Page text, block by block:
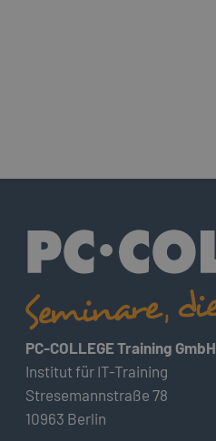
PC-COLLEGE Training GmbH
Institut für IT-Training
Stresemannstraße 78
10963 Berlin